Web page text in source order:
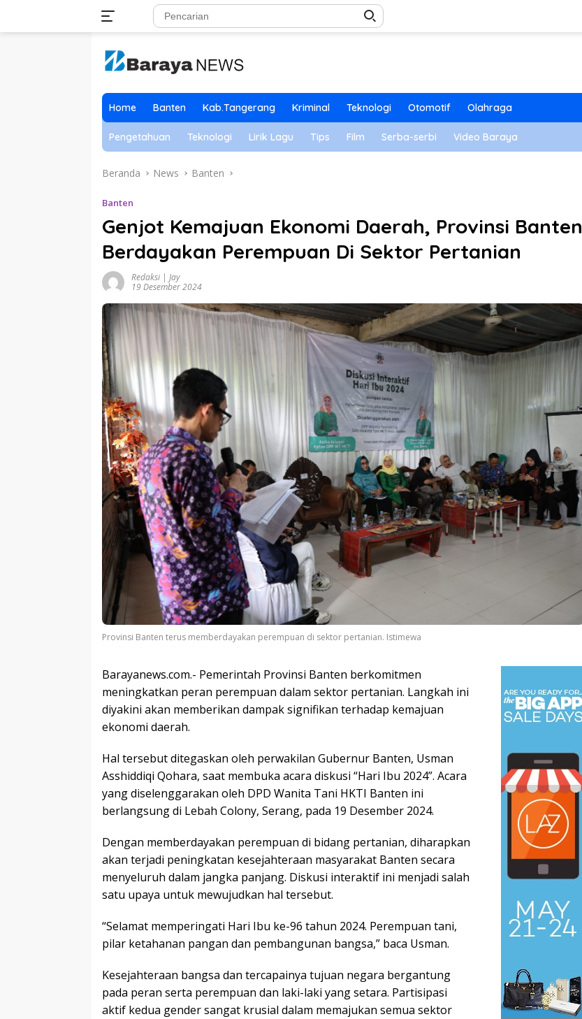
Home Banten Kab.Tangerang Kriminal Teknologi Otomotif Olahraga
Pengetahuan Teknologi Lirik Lagu Tips Film Serba-serbi Video Baraya
Beranda News Banten
Banten
Genjot Kemajuan Ekonomi Daerah, Provinsi Banten
Berdayakan Perempuan Di Sektor Pertanian
Redaksi | Jay
19 Desember 2024
Provinsi Banten terus memberdayakan perempuan di sektor pertanian. Istimewa
Barayanews.com.- Pemerintah Provinsi Banten berkomitmen
meningkatkan peran perempuan dalam sektor pertanian. Langkah ini
diyakini akan memberikan dampak signifikan terhadap kemajuan
ekonomi daerah.
Hal tersebut ditegaskan oleh perwakilan Gubernur Banten, Usman
Asshiddiqi Qohara, saat membuka acara diskusi “Hari Ibu 2024”. Acara
yang diselenggarakan oleh DPD Wanita Tani HKTI Banten ini
berlangsung di Lebah Colony, Serang, pada 19 Desember 2024.
Dengan memberdayakan perempuan di bidang pertanian, diharapkan
akan terjadi peningkatan kesejahteraan masyarakat Banten secara
menyeluruh dalam jangka panjang. Diskusi interaktif ini menjadi salah
satu upaya untuk mewujudkan hal tersebut.
“Selamat memperingati Hari Ibu ke-96 tahun 2024. Perempuan tani,
pilar ketahanan pangan dan pembangunan bangsa,” baca Usman.
Kesejahteraan bangsa dan tercapainya tujuan negara bergantung
pada peran serta perempuan dan laki-laki yang setara. Partisipasi
aktif kedua gender sangat krusial dalam memajukan semua sektor